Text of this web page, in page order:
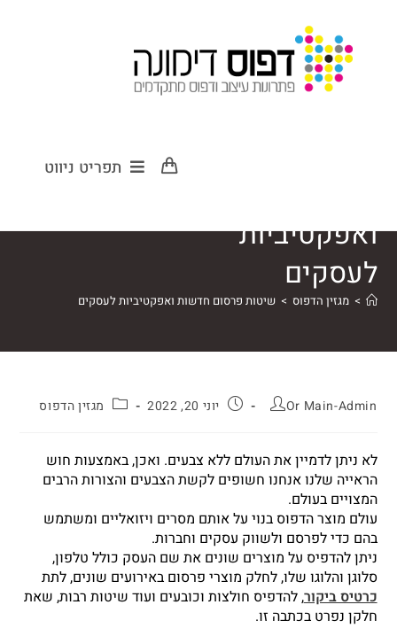
תפריט ניווט
ואפקטיביות
לעסקים
> מגזין הדפוס > שיטות פרסום חדשות ואפקטיביות לעסקים
Or Main-Admin יוני 20, 2022 מגזין הדפוס
לא ניתן לדמיין את העולם ללא צבעים. ואכן, באמצעות חוש
הראייה שלנו אנחנו חשופים לקשת הצבעים והצורות הרבים
המצויים בעולם.
עולם מוצר הדפוס בנוי על אותם מסרים ויזואליים ומשתמש
בהם כדי לפרסם ולשווק עסקים וחברות.
ניתן להדפיס על מוצרים שונים את שם העסק כולל טלפון,
סלוגן והלוגו שלו, לחלק מוצרי פרסום באירועים שונים, לתת
כרטיס ביקור, להדפיס חולצות וכובעים ועוד שיטות רבות, שאת
חלקן נפרט בכתבה זו.